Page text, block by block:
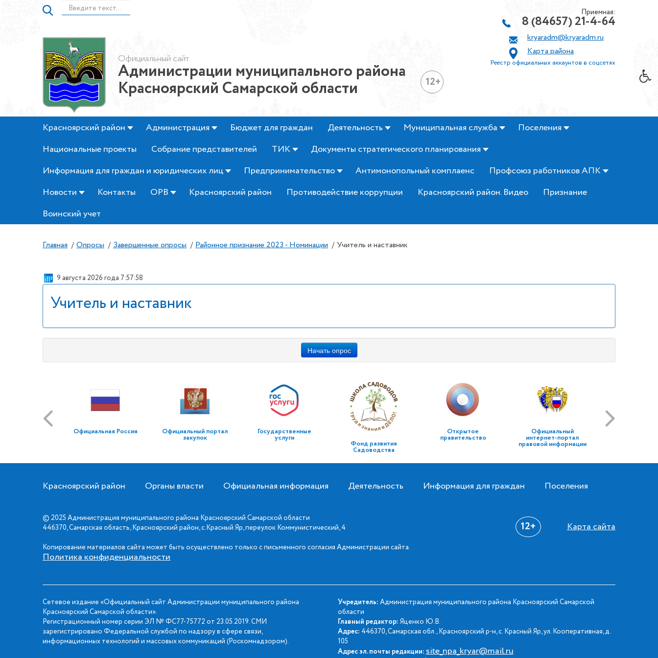
Официальный сайт
Администрации муниципального района
Красноярский Самарской области 12+
Приемная:
8 (84657) 21-4-64
kryaradm@kryaradm.ru
Карта района
Реестр официальных аккаунтов в соцсетях
Красноярский район Администрация Бюджет для граждан Деятельность Муниципальная служба
Поселения
Национальные проекты
Собрание представителей ТИК
Документы стратегического планирования
Информация для граждан и юридических лиц
Предпринимательство Антимонопольный комплаенс
Профсоюз работников АПК
Новости
Контакты ОРВ Красноярский район Противодействие коррупции Красноярский район. Видео
Признание
Воинский учет
Главная / Опросы / Завершенные опросы / Районное признание 2023 - Номинации / Учитель и наставник
9 августа 2026 года 7:57:59
Учитель и наставник
Начать опрос
Официальная Россия Официальный портал
закупок
Государственные
услуги
Фонд развития
Садоводства
Открытое
правительство
Официальный
интернет-портал
правовой информации
Красноярский район Органы власти Официальная информация Деятельность Информация для граждан Поселения
© 2025 Администрация муниципального района Красноярский Самарской области
446370, Самарская область, Красноярский район, с.Красный Яр, переулок Коммунистический, 4
Копирование материалов сайта может быть осуществлено только с письменного согласия Администрации сайта.
Политика конфиденциальности
12+ Карта сайта
Сетевое издание «Официальный сайт Администрации муниципального района
Красноярский Самарской области».
Регистрационный номер серии ЭЛ № ФС77-75772 от 23.05.2019. СМИ
зарегистрировано Федеральной службой по надзору в сфере связи,
информационных технологий и массовых коммуникаций (Роскомнадзором).
Учредитель: Администрация муниципального района Красноярский Самарской
области
Главный редактор: Яценко Ю.В.
Адрес: 446370, Самарская обл., Красноярский р-н, с. Красный Яр, ул. Кооперативная, д.
105
Адрес эл. почты редакции:site_npa_kryar@mail.ru